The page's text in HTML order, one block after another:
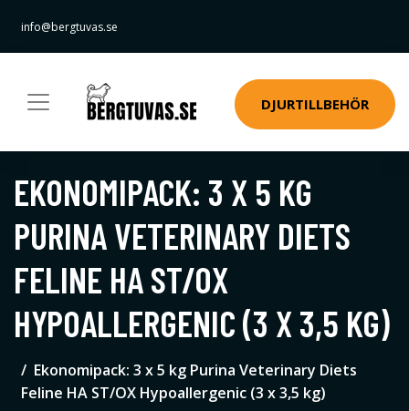
info@bergtuvas.se
DJURTILLBEHÖR
EKONOMIPACK: 3 X 5 KG
PURINA VETERINARY DIETS
FELINE HA ST/OX
HYPOALLERGENIC (3 X 3,5 KG)
Ekonomipack: 3 x 5 kg Purina Veterinary Diets
Feline HA ST/OX Hypoallergenic (3 x 3,5 kg)